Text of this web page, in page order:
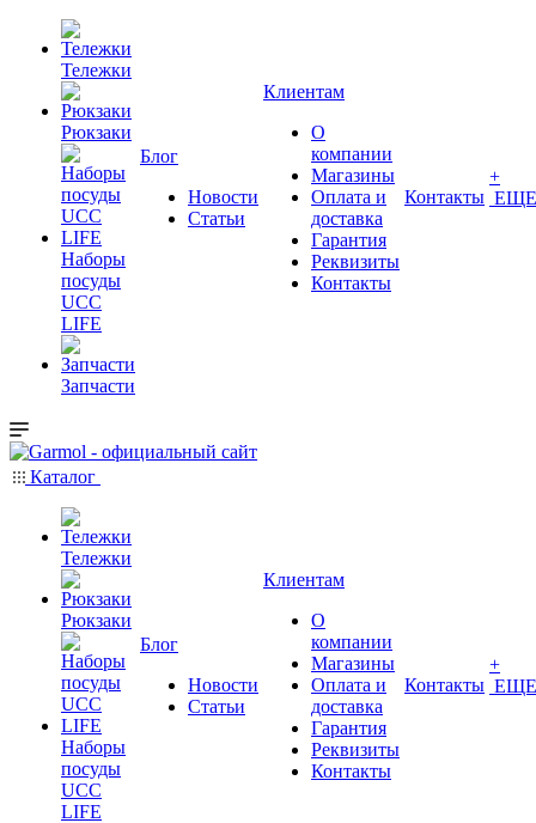
Тележки
Рюкзаки
Наборы
посуды
UCC
LIFE
Запчасти
Блог
Новости
Статьи
Клиентам
О
компании
Магазины
Оплата и
доставка
Гарантия
Реквизиты
Контакты
Контакты
+
ЕЩЕ
Каталог
Тележки
Рюкзаки
Наборы
посуды
UCC
LIFE
Блог
Новости
Статьи
Клиентам
О
компании
Магазины
Оплата и
доставка
Гарантия
Реквизиты
Контакты
Контакты
+
ЕЩЕ